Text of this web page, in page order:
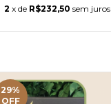
2 x de R$232,50 sem juros
29%
OFF